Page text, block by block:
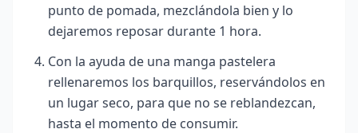
punto de pomada, mezclándola bien y lo
dejaremos reposar durante 1 hora.
Con la ayuda de una manga pastelera
rellenaremos los barquillos, reservándolos en
un lugar seco, para que no se reblandezcan,
hasta el momento de consumir.